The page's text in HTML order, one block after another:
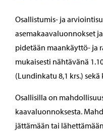
Osallistumis- ja
asemakaavaluonnokset
pidetään maankäyttö- ja
mukaisesti nähtävänä
(Lundinkatu 8,1 krs.)
Osallisilla on
kaavaluonnoksesta.
jättämään tai